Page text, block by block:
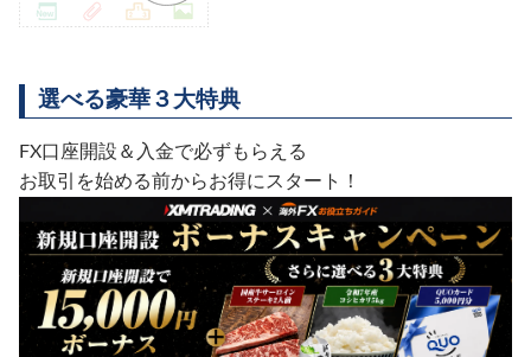
選べる豪華３大特典
FX口座開設＆入金で必ずもらえる
お取引を始める前からお得にスタート！